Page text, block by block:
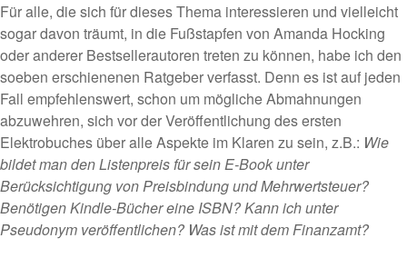
Für alle, die sich für dieses Thema interessieren und vielleicht
sogar davon träumt, in die Fußstapfen von Amanda Hocking
oder anderer Bestsellerautoren treten zu können, habe ich den
soeben erschienenen Ratgeber verfasst. Denn es ist auf jeden
Fall empfehlenswert, schon um mögliche Abmahnungen
abzuwehren, sich vor der Veröffentlichung des ersten
Elektrobuches über alle Aspekte im Klaren zu sein, z.B.: Wie
bildet man den Listenpreis für sein E-Book unter
Berücksichtigung von Preisbindung und Mehrwertsteuer?
Benötigen Kindle-Bücher eine ISBN? Kann ich unter
Pseudonym veröffentlichen? Was ist mit dem Finanzamt?